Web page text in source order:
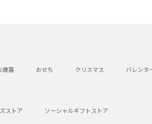
歳暮 おせち クリスマス バレンタ
ストア ソーシャルギフトストア